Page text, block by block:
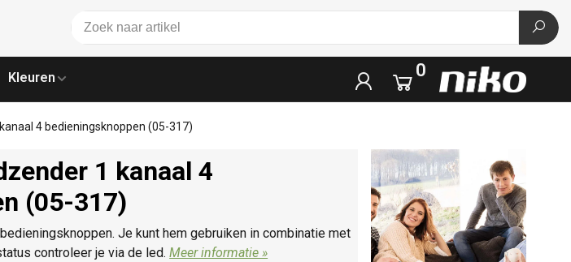
Kleuren 0
4 bedieningsknoppen (05-317)
1 kanaal 4
(05-317)
Je kunt hem gebruiken in combinatie met
controleer je via de led.Meer informatie »